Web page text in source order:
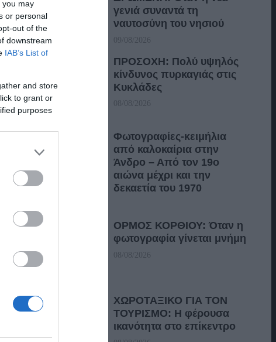
you may
or personal
out of the
downstream
IAB’s List of
and store
to grant or
purposes
γενιά συναντά τη
ναυτοσύνη του νησιού
09/08/2026
ΠΡΟΣΟΧΗ: Πολύ υψηλός
κίνδυνος πυρκαγιάς στις
Κυκλάδες
08/08/2026
Φωτογραφίες-κειμήλια
από καλοκαίρια στην
Άνδρο – Από τον 19ο
αιώνα μέχρι και την
δεκαετία του 1970
ΟΡΜΟΣ ΚΟΡΘΙΟΥ: Όταν η
φωτογραφία γίνεται μνήμη
08/08/2026
ΧΩΡΟΤΑΞΙΚΟ ΓΙΑ ΤΟΝ
ΤΟΥΡΙΣΜΟ: Η φέρουσα
ικανότητα στο επίκεντρο